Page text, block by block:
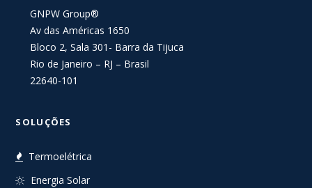
GNPW Group®
Av das Américas 1650
Bloco 2, Sala 301- Barra da Tijuca
Rio de Janeiro – RJ – Brasil
22640-101
SOLUÇÕES
Termoelétrica
Energia Solar